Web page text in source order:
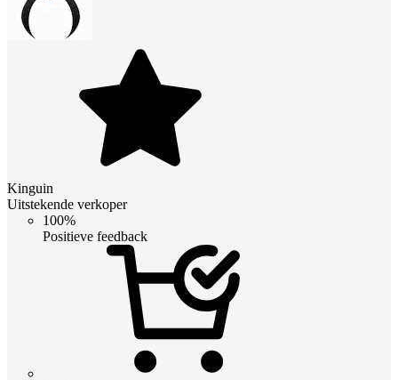
Kinguin
Uitstekende verkoper
100%
Positieve feedback